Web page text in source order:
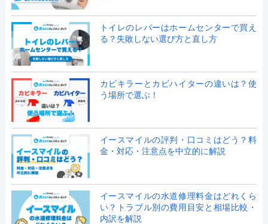
トイレのレバーはホームセンターで買え
る？失敗しない選び方と直し方
カビキラーとカビハイターの違いは？使
う場所で選ぶ！
イースマイルの評判・口コミはどう？料
金・対応・注意点を中立的に解説
イースマイルの水道修理料金はどれくら
い？トラブル別の費用目安と相場比較・
内訳を解説